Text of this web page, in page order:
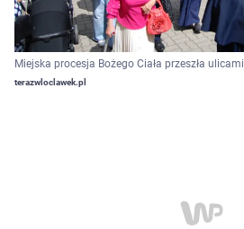
Miejska procesja Bożego Ciała przeszła ulicami
terazwloclawek.pl